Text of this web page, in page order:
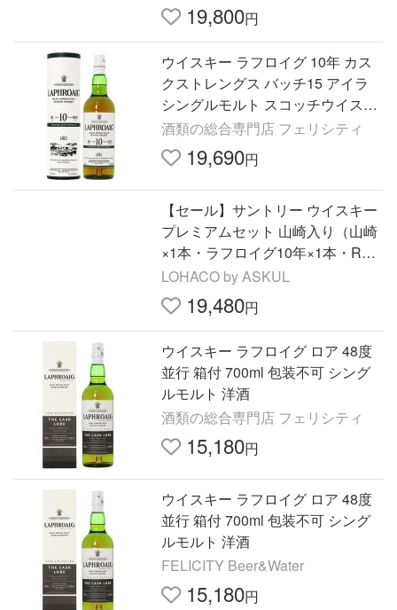
19,800円
ウイスキー ラフロイグ 10年 カス
クストレングス バッチ15 アイラ
シングルモルト スコッチウイスキ
ー 56.5度 並行 箱付 700ml 包装不
可 洋酒
酒類の総合専門店 フェリシティ
19,690円
【セール】サントリー ウイスキー
プレミアムセット 山崎入り（山崎
×1本・ラフロイグ10年×1本・ROK
U×1本） 1セット
LOHACO by ASKUL
19,480円
ウイスキー ラフロイグ ロア 48度
並行 箱付 700ml 包装不可 シング
ルモルト 洋酒
酒類の総合専門店 フェリシティ
15,180円
ウイスキー ラフロイグ ロア 48度
並行 箱付 700ml 包装不可 シング
ルモルト 洋酒
FELICITY Beer&Water
15,180円